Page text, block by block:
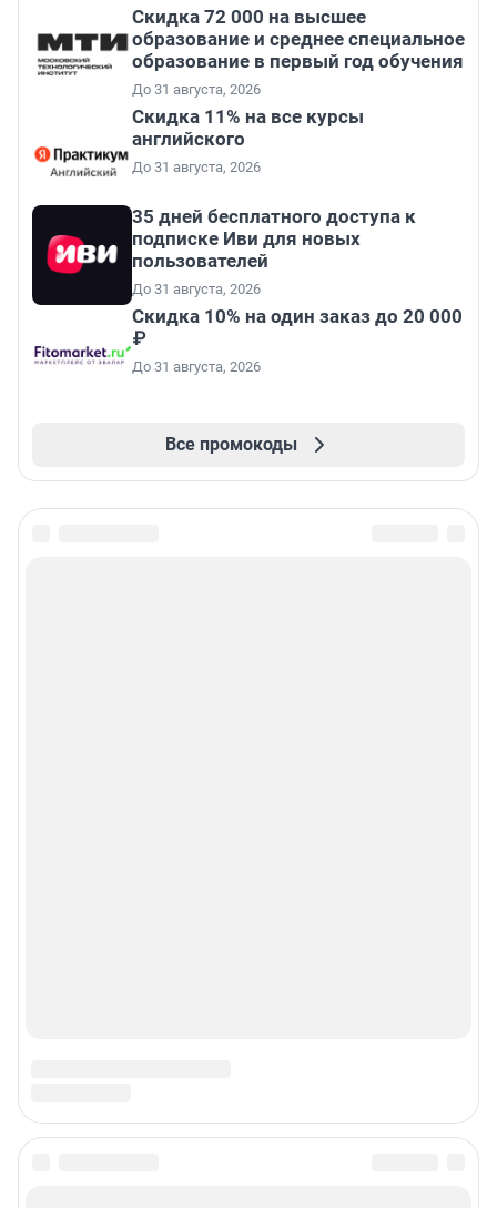
Скидка 72 000 на высшее
образование и среднее специальное
образование в первый год обучения
До 31 августа, 2026
Скидка 11% на все курсы
английского
До 31 августа, 2026
35 дней бесплатного доступа к
подписке Иви для новых
пользователей
До 31 августа, 2026
Скидка 10% на один заказ до 20 000
₽
До 31 августа, 2026
Все промокоды